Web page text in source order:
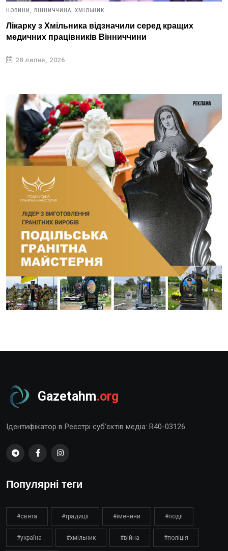
НОВИНИ, ВІННИЧЧИНА, ХМІЛЬНИК
Лікарку з Хмільника відзначили серед кращих
медичних працівників Вінниччини
28 липня, 2026
Gazetahm.org
Ідентифікатор в Реєстрі суб’єктів медіа: R40-03126
Популярні теги
#свята #традиції #іменини #події
#україна #хмільник #війна #поліція